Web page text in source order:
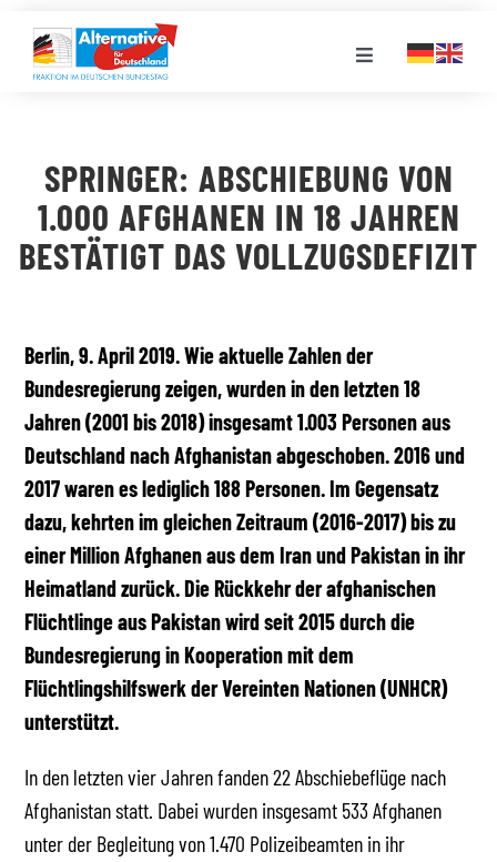
Inhalt
springen
Toggle
LANDESGRUPPEN
VERANSTALTUNGEN
PRESSE
STELLENPORTAL
MEDIATHEK
SPRINGER: ABSCHIEBUNG VON
1.000 AFGHANEN IN 18 JAHREN
BESTÄTIGT DAS VOLLZUGSDEFIZIT
Berlin, 9. April 2019. Wie aktuelle Zahlen der
Bundesregierung zeigen, wurden in den letzten 18
Jahren (2001 bis 2018) insgesamt 1.003 Personen aus
Deutschland nach Afghanistan abgeschoben. 2016 und
2017 waren es lediglich 188 Personen. Im Gegensatz
dazu, kehrten im gleichen Zeitraum (2016-2017) bis zu
einer Million Afghanen aus dem Iran und Pakistan in ihr
Heimatland zurück. Die Rückkehr der afghanischen
Flüchtlinge aus Pakistan wird seit 2015 durch die
Bundesregierung in Kooperation mit dem
Flüchtlingshilfswerk der Vereinten Nationen (UNHCR)
unterstützt.
In den letzten vier Jahren fanden 22 Abschiebeflüge nach
Afghanistan statt. Dabei wurden insgesamt 533 Afghanen
unter der Begleitung von 1.470 Polizeibeamten in ihr